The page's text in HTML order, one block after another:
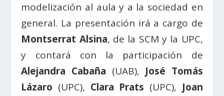
modelización al aula y a la sociedad en
general. La presentación irá a cargo de
Montserrat Alsina, de la SCM y la UPC,
y contará con la participación de
Alejandra Cabaña (UAB), José Tomás
Lázaro (UPC), Clara Prats (UPC), Joan